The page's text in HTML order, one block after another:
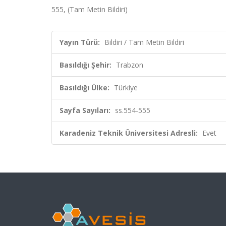
555, (Tam Metin Bildiri)
Yayın Türü: Bildiri / Tam Metin Bildiri
Basıldığı Şehir: Trabzon
Basıldığı Ülke: Türkiye
Sayfa Sayıları: ss.554-555
Karadeniz Teknik Üniversitesi Adresli: Evet